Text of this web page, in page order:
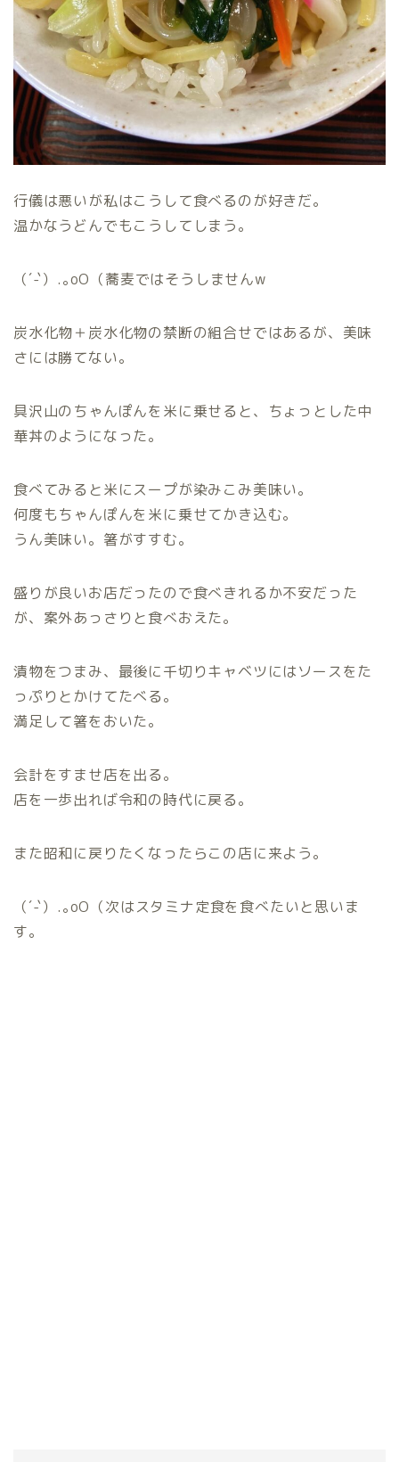
行儀は悪いが私はこうして食べるのが好きだ。
温かなうどんでもこうしてしまう。
（´-`）.｡oO（蕎麦ではそうしませんw
炭水化物＋炭水化物の禁断の組合せではあるが、美味
さには勝てない。
具沢山のちゃんぽんを米に乗せると、ちょっとした中
華丼のようになった。
食べてみると米にスープが染みこみ美味い。
何度もちゃんぽんを米に乗せてかき込む。
うん美味い。箸がすすむ。
盛りが良いお店だったので食べきれるか不安だった
が、案外あっさりと食べおえた。
漬物をつまみ、最後に千切りキャベツにはソースをた
っぷりとかけてたべる。
満足して箸をおいた。
会計をすませ店を出る。
店を一歩出れば令和の時代に戻る。
また昭和に戻りたくなったらこの店に来よう。
（´-`）.｡oO（次はスタミナ定食を食べたいと思いま
す。